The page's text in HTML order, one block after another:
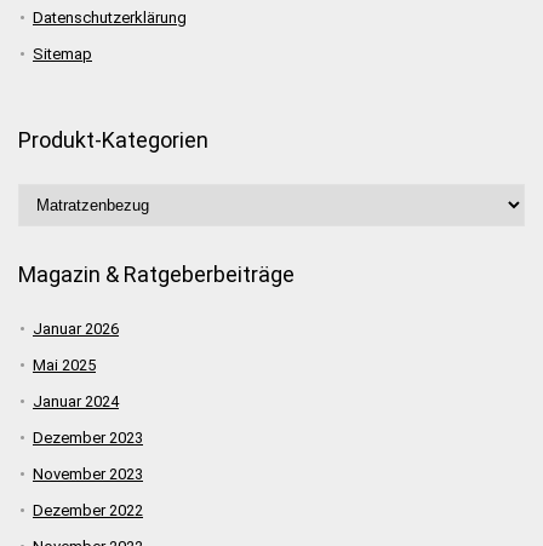
Datenschutzerklärung
Sitemap
Produkt-Kategorien
Magazin & Ratgeberbeiträge
Januar 2026
Mai 2025
Januar 2024
Dezember 2023
November 2023
Dezember 2022